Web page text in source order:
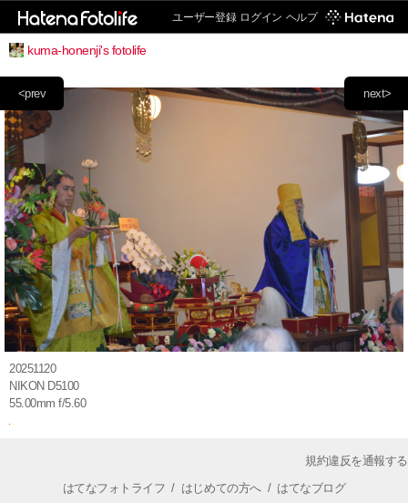
ユーザー登録 ログイン ヘルプ
kuma-honenji's fotolife
next>
<prev
20251120
NIKON D5100
55.00mm f/5.60
規約違反を通報する
はてなフォトライフ / はじめての方へ/ はてなブログ